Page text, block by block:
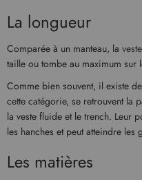
La longueur
Comparée à un manteau, la
taille ou tombe au maximum sur
Comme bien souvent, il existe
cette catégorie, se retrouvent la
la veste fluide et le trench. Leur
les hanches et peut atteindre les
Les matières